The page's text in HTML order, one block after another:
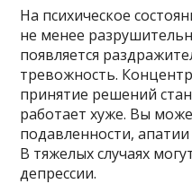
На психическое
не менее
появляется
тревожность.
принятие решений
работает хуже. Вы
подавленности,
В тяжелых случаях
депрессии.